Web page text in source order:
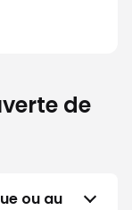
de
ou au